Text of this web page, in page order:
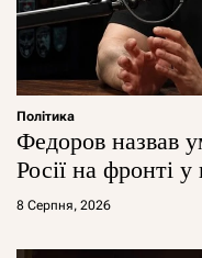
Політика
Федоров назвав
Росії на фронті
8 Серпня, 2026